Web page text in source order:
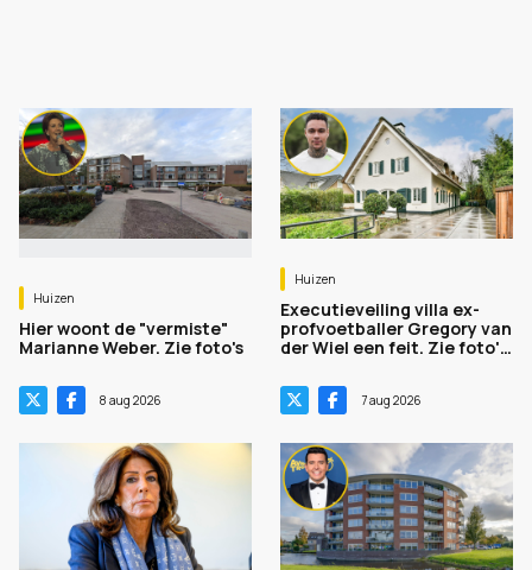
Huizen
Hier woont de "vermiste"
Marianne Weber. Zie foto's
8 aug 2026
Huizen
Executieveiling villa ex-
profvoetballer Gregory van
der Wiel een feit. Zie foto's
7 aug 2026